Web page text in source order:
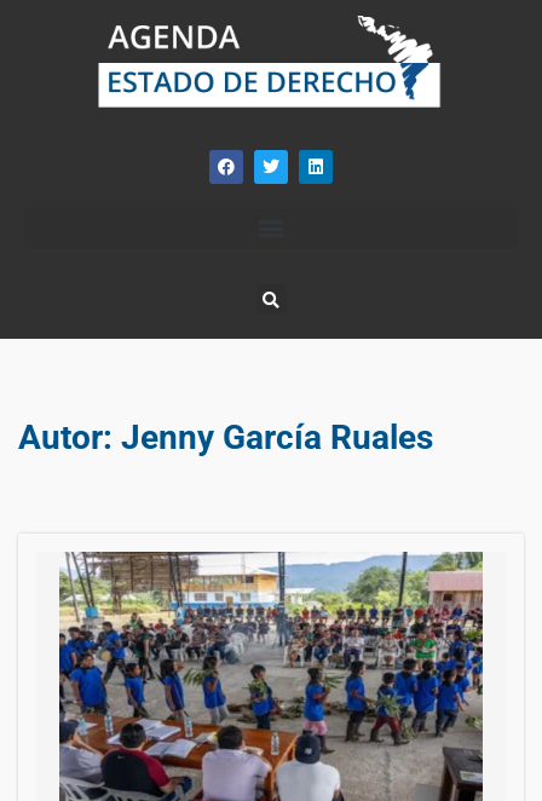
Autor: Jenny García Ruales